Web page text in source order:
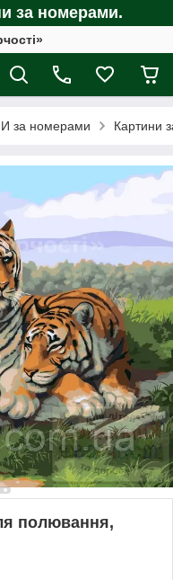
за номерами.
за номерами Картини
полювання,